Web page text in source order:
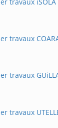
travaux
travaux
travaux